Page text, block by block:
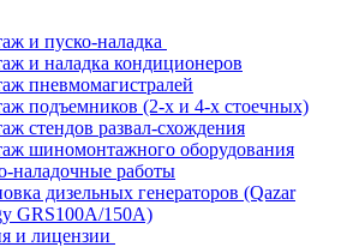
и пуско-наладка
и наладка кондиционеров
пневмомагистралей
подъемников (2-х и 4-х стоечных)
стендов развал-схождения
шиномонтажного оборудования
наладочные работы
дизельных генераторов (Qazar
GRS100A/150A)
и лицензии